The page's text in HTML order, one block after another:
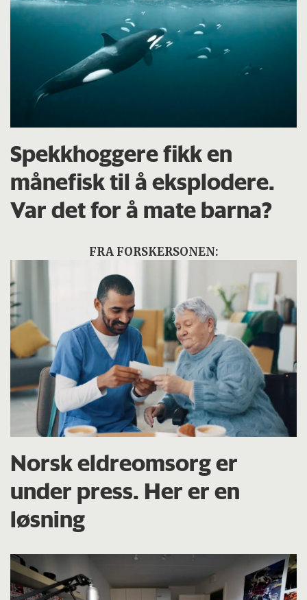
Spekkhoggere fikk en
månefisk til å eksplodere.
Var det for å mate barna?
FRA FORSKERSONEN:
Norsk eldreomsorg er
under press. Her er en
løsning